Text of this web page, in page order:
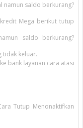
namun saldo berkurang?
Mega berikut tutup
saldo berkurang?
tidak keluar.
bank layanan cara atasi
Tutup Menonaktifkan